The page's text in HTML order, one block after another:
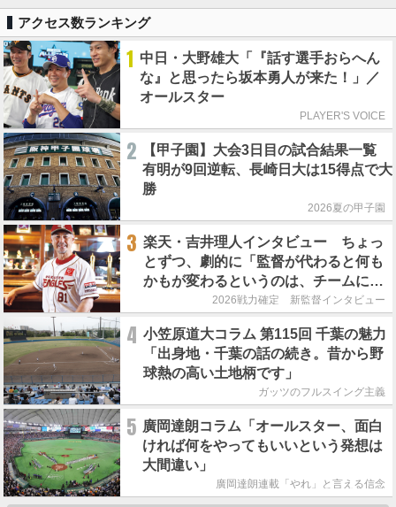
アクセス数ランキング
1 中日・大野雄大「『話す選手おらへん
な』と思ったら坂本勇人が来た！」／
オールスター
PLAYER'S VOICE
2
【甲子園】大会3日目の試合結果一覧
有明が9回逆転、長崎日大は15得点で大
勝
2026夏の甲子園
3 楽天・吉井理人インタビュー ちょっ
とずつ、劇的に「監督が代わると何も
かもが変わるというのは、チームにと
って良くないことなんです」
2026戦力確定 新監督インタビュー
4 小笠原道大コラム 第115回 千葉の魅力
「出身地・千葉の話の続き。昔から野
球熱の高い土地柄です」
ガッツのフルスイング主義
5 廣岡達朗コラム「オールスター、面白
ければ何をやってもいいという発想は
大間違い」
廣岡達朗連載「やれ」と言える信念